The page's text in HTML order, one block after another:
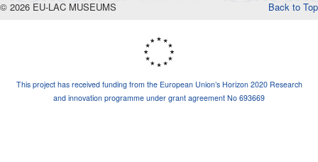
Back to Top
© 2026 EU-LAC MUSEUMS
This project has received funding from the European Union’s Horizon 2020 Research
and innovation programme under grant agreement No 693669